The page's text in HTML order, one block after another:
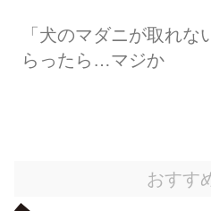
「犬のマダニが取れな
らったら…マジか
おすす